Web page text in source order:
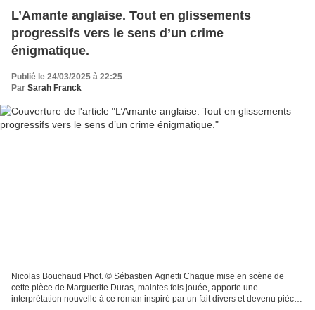
L’Amante anglaise. Tout en glissements
progressifs vers le sens d’un crime
énigmatique.
Publié le 24/03/2025 à 22:25
Par Sarah Franck
Nicolas Bouchaud Phot. © Sébastien Agnetti Chaque mise en scène de
cette pièce de Marguerite Duras, maintes fois jouée, apporte une
interprétation nouvelle à ce roman inspiré par un fait divers et devenu pièce